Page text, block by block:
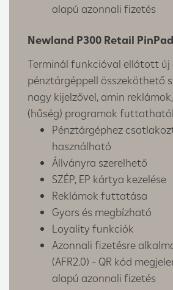
alapú azonnali fizetés
Newland P300 Retail PinPad
Terminál funkcióval ellátott új
pénztárgéppell összeköthető
nagy kijelzővel, amin
(hűség) programok
Pénztárgéphez
használható
Állványra szerelhető
SZÉP, EP kártya kezelése
Reklámok futtatása
Gyors és megbízható
Loyality funkciók
Azonnali fizetésre
(AFR2.0) - QR kód
alapú azonnali fizetés